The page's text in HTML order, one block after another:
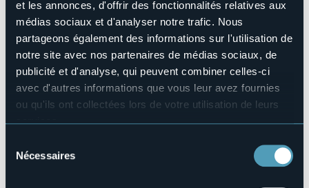
et les annonces, d'offrir des fonctionnalités relatives aux
médias sociaux et d'analyser notre trafic. Nous
partageons également des informations sur l'utilisation de
notre site avec nos partenaires de médias sociaux, de
publicité et d'analyse, qui peuvent combiner celles-ci
avec d'autres informations que vous leur avez fournies
ou qu'ils ont collectées lors de votre utilisation de leurs
services.
manière de les gérer et de les supprimer,
cliquez ici
Nécessaires
Animaux acceptés
Sì
Nombres de chambres
34
Nombres de lits
62
E-mail
info@albergocrocebianca.com
http://www.albergocrocebianca.com